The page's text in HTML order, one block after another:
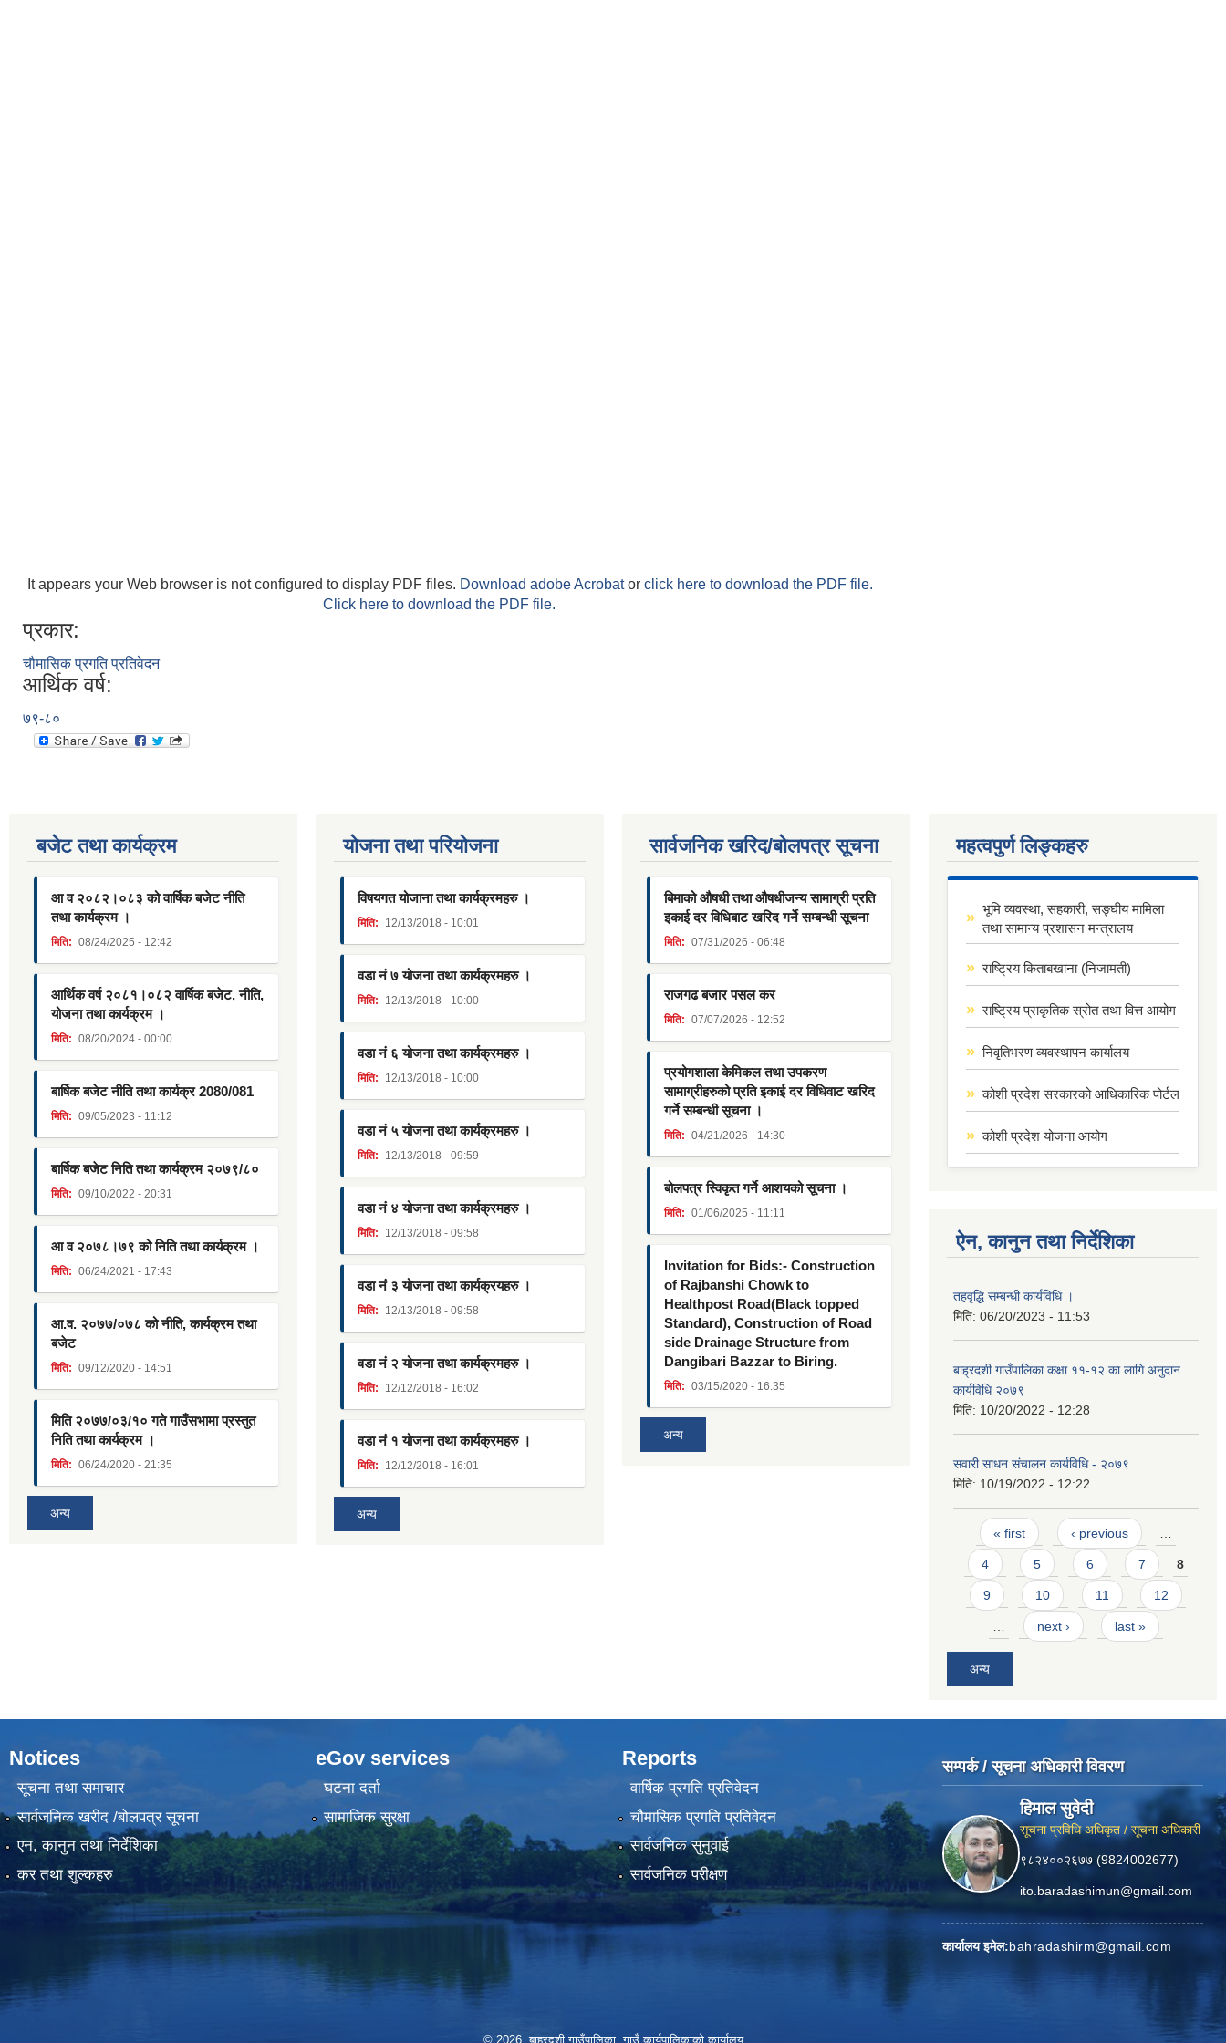
It appears your Web browser is not configured to display PDF files. Download adobe Acrobator click here to download the PDF file.
Click here to download the PDF file.
प्रकार:
चौमासिक प्रगति प्रतिवेदन
आर्थिक वर्ष:
७९-८०
बजेट तथा कार्यक्रम
आ व २०८२।०८३ को वार्षिक बजेट नीति
तथा कार्यक्रम ।
मिति: 08/24/2025 - 12:42
आर्थिक वर्ष २०८१।०८२ वार्षिक बजेट, नीति,
योजना तथा कार्यक्रम ।
मिति: 08/20/2024 - 00:00
बार्षिक बजेट नीति तथा कार्यक्र 2080/081
मिति: 09/05/2023 - 11:12
बार्षिक बजेट निति तथा कार्यक्रम २०७९/८०
मिति: 09/10/2022 - 20:31
आ व २०७८।७९ को निति तथा कार्यक्रम ।
मिति: 06/24/2021 - 17:43
आ.व. २०७७/०७८ को नीति, कार्यक्रम तथा
बजेट
मिति: 09/12/2020 - 14:51
मिति २०७७/०३/१० गते गाउँसभामा प्रस्तुत
निति तथा कार्यक्रम ।
मिति: 06/24/2020 - 21:35
अन्य
याेजना तथा परियाेजना
विषयगत योजाना तथा कार्यक्रमहरु ।
मिति: 12/13/2018 - 10:01
वडा नं ७ योजना तथा कार्यक्रमहरु ।
मिति: 12/13/2018 - 10:00
वडा नं ६ योजना तथा कार्यक्रमहरु ।
मिति: 12/13/2018 - 10:00
वडा नं ५ योजना तथा कार्यक्रमहरु ।
मिति: 12/13/2018 - 09:59
वडा नं ४ योजना तथा कार्यक्रमहरु ।
मिति: 12/13/2018 - 09:58
वडा नं ३ योजना तथा कार्यक्रयहरु ।
मिति: 12/13/2018 - 09:58
वडा नं २ योजना तथा कार्यक्रमहरु ।
मिति: 12/12/2018 - 16:02
वडा नं १ योजना तथा कार्यक्रमहरु ।
मिति: 12/12/2018 - 16:01
अन्य
सार्वजनिक खरिद/बोलपत्र सूचना
बिमाको औषधी तथा औषधीजन्य सामाग्री प्रति
इकाई दर विधिबाट खरिद गर्ने सम्बन्धी सूचना
मिति: 07/31/2026 - 06:48
राजगढ बजार पसल कर
मिति: 07/07/2026 - 12:52
प्रयोगशाला केमिकल तथा उपकरण
सामाग्रीहरुको प्रति इकाई दर विधिवाट खरिद
गर्ने सम्बन्धी सूचना ।
मिति: 04/21/2026 - 14:30
बोलपत्र स्विकृत गर्ने आशयको सूचना ।
मिति: 01/06/2025 - 11:11
Invitation for Bids:- Construction
of Rajbanshi Chowk to
Healthpost Road(Black topped
Standard), Construction of Road
side Drainage Structure from
Dangibari Bazzar to Biring.
मिति: 03/15/2020 - 16:35
अन्य
महत्वपुर्ण लिङ्कहरु
भूमि व्यवस्था, सहकारी, सङ्घीय मामिला
तथा सामान्य प्रशासन मन्त्रालय
राष्ट्रिय किताबखाना (निजामती)
राष्ट्रिय प्राकृतिक स्रोत तथा वित्त आयोग
निवृतिभरण व्यवस्थापन कार्यालय
कोशी प्रदेश सरकारको आधिकारिक पोर्टल
कोशी प्रदेश योजना आयोग
ऐन, कानुन तथा निर्देशिका
तहवृद्धि सम्बन्धी कार्यविधि ।
मिति: 06/20/2023 - 11:53
बाह्रदशी गाउँपालिका कक्षा ११-१२ का लागि अनुदान
कार्यविधि २०७९
मिति: 10/20/2022 - 12:28
सवारी साधन संचालन कार्यविधि - २०७९
मिति: 10/19/2022 - 12:22
Pages
« first ‹ previous …
4 5 6 7 8
9 10 11 12
… next › last »
अन्य
Notices
सूचना तथा समाचार
सार्वजनिक खरीद /बोलपत्र सूचना
एन, कानुन तथा निर्देशिका
कर तथा शुल्कहरु
eGov services
घटना दर्ता
सामाजिक सुरक्षा
Reports
वार्षिक प्रगति प्रतिवेदन
चौमासिक प्रगति प्रतिवेदन
सार्वजनिक सुनुवाई
सार्वजनिक परीक्षण
सम्पर्क / सूचना अधिकारी विवरण
हिमाल सुवेदी
सूचना प्रविधि अधिकृत / सूचना अधिकारी
९८२४००२६७७ (9824002677)
ito.baradashimun@gmail.com
कार्यालय इमेल:bahradashirm@gmail.com
© 2026 बाह्रदशी गाउँपालिका, गाउँ कार्यपालिकाको कार्यालय